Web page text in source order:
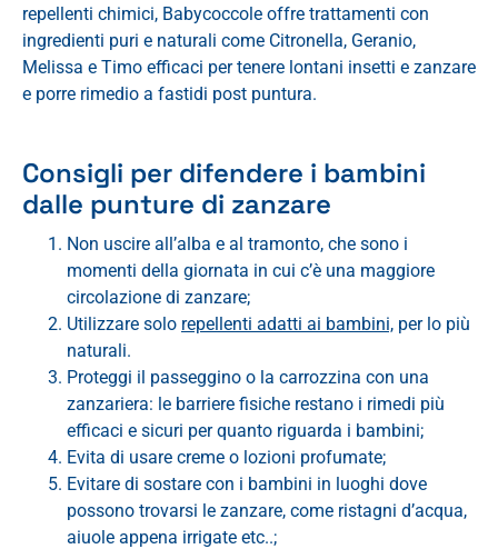
repellenti chimici, Babycoccole offre trattamenti con
ingredienti puri e naturali come Citronella, Geranio,
Melissa e Timo efficaci per tenere lontani insetti e zanzare
e porre rimedio a fastidi post puntura.
Consigli per difendere i bambini
dalle punture di zanzare
Non uscire all’alba e al tramonto, che sono i
momenti della giornata in cui c’è una maggiore
circolazione di zanzare;
Utilizzare solo repellenti adatti ai bambini, per lo più
naturali.
Proteggi il passeggino o la carrozzina con una
zanzariera: le barriere fisiche restano i rimedi più
efficaci e sicuri per quanto riguarda i bambini;
Evita di usare creme o lozioni profumate;
Evitare di sostare con i bambini in luoghi dove
possono trovarsi le zanzare, come ristagni d’acqua,
aiuole appena irrigate etc..;